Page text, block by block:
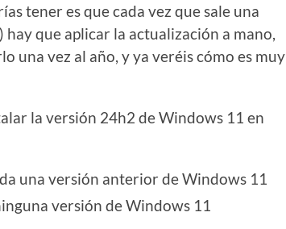
tener es que cada vez que sale una
que aplicar la actualización a mano,
una vez al año, y ya veréis cómo es muy
la versión 24h2 de Windows 11 en
una versión anterior de Windows 11
versión de Windows 11